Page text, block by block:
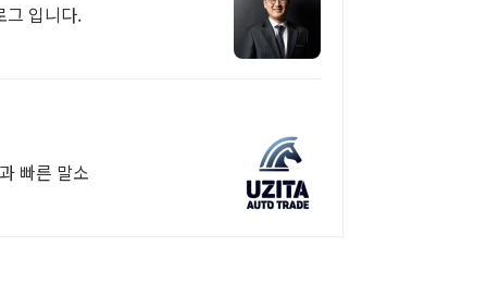
그 입니다.
빠른 말소